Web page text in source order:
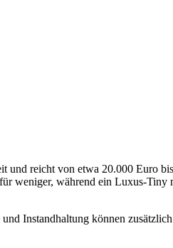
und reicht von etwa 20.000 Euro
weniger, während ein Luxus-
Instandhaltung können